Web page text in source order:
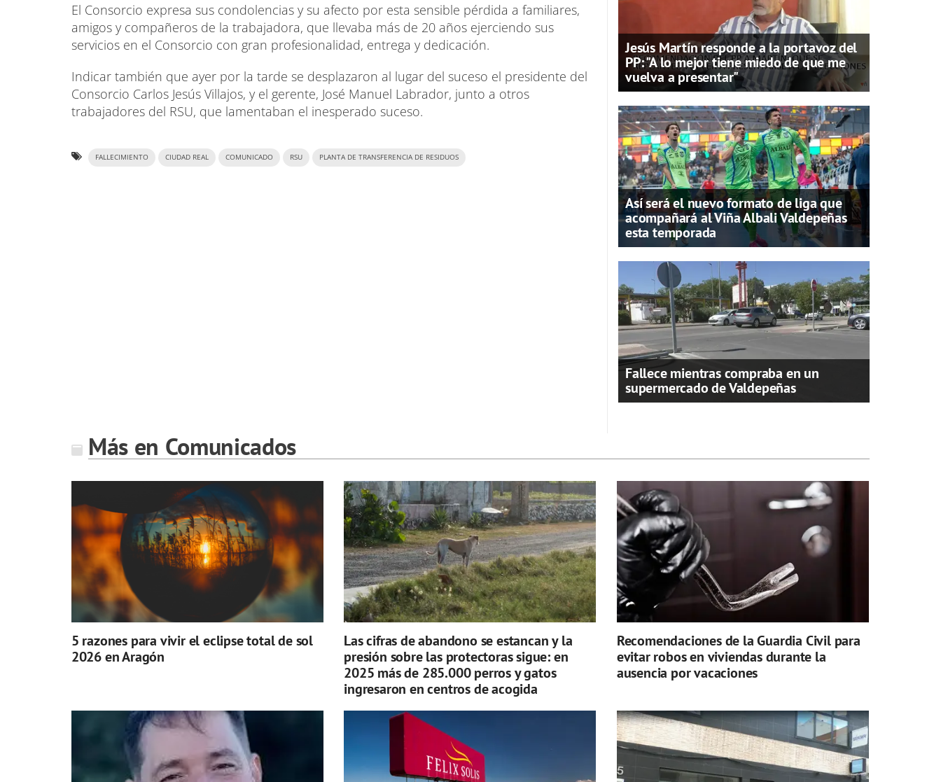
El Consorcio expresa sus condolencias y su afecto por esta sensible pérdida a familiares,
amigos y compañeros de la trabajadora, que llevaba más de 20 años ejerciendo sus
servicios en el Consorcio con gran profesionalidad, entrega y dedicación.
Indicar también que ayer por la tarde se desplazaron al lugar del suceso el presidente del
Consorcio Carlos Jesús Villajos, y el gerente, José Manuel Labrador, junto a otros
trabajadores del RSU, que lamentaban el inesperado suceso.
FALLECIMIENTO CIUDAD REAL COMUNICADO RSU PLANTA DE TRANSFERENCIA DE RESIDUOS
Jesús Martín responde a la portavoz del
PP: "A lo mejor tiene miedo de que me
vuelva a presentar"
Así será el nuevo formato de liga que
acompañará al Viña Albali Valdepeñas
esta temporada
Fallece mientras compraba en un
supermercado de Valdepeñas
Más en Comunicados
5 razones para vivir el eclipse total de sol
2026 en Aragón
Las cifras de abandono se estancan y la
presión sobre las protectoras sigue: en
2025 más de 285.000 perros y gatos
ingresaron en centros de acogida
Recomendaciones de la Guardia Civil para
evitar robos en viviendas durante la
ausencia por vacaciones